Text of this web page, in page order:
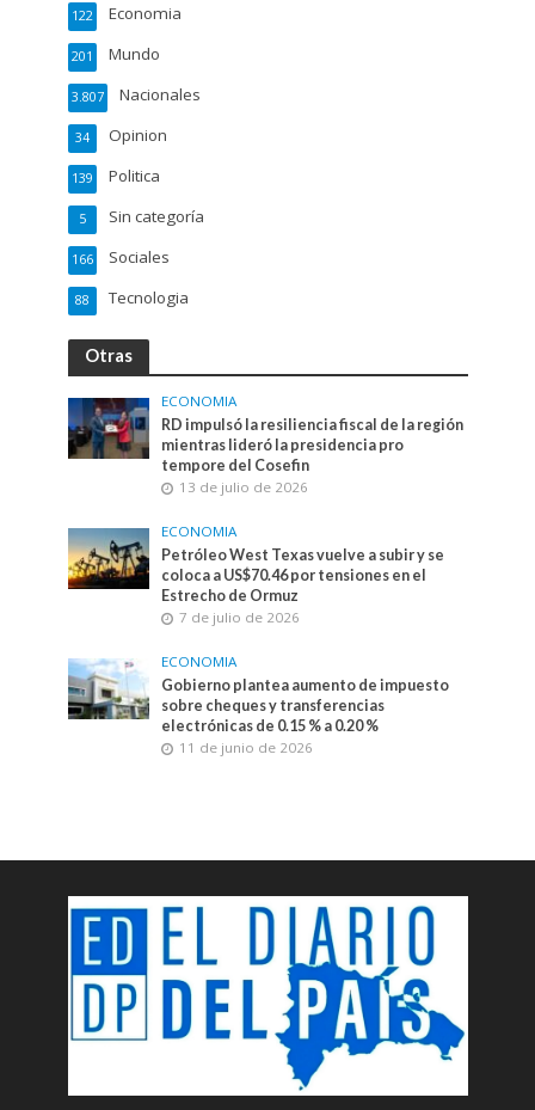
Economia
122
Mundo
201
Nacionales
3.807
Opinion
34
Politica
139
Sin categoría
5
Sociales
166
Tecnologia
88
Otras
ECONOMIA
RD impulsó la resiliencia fiscal de la región
mientras lideró la presidencia pro
tempore del Cosefin
13 de julio de 2026
ECONOMIA
Petróleo West Texas vuelve a subir y se
coloca a US$70.46 por tensiones en el
Estrecho de Ormuz
7 de julio de 2026
ECONOMIA
Gobierno plantea aumento de impuesto
sobre cheques y transferencias
electrónicas de 0.15 % a 0.20 %
11 de junio de 2026